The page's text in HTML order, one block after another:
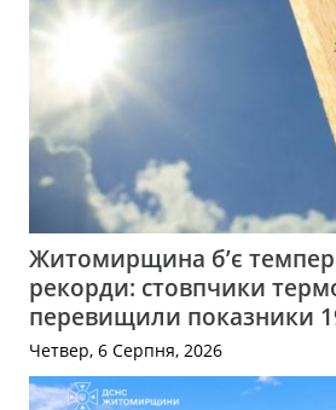
Житомирщина б’є
рекорди: стовпчики
перевищили показники
Четвер, 6 Серпня, 2026